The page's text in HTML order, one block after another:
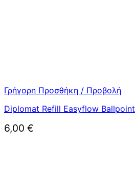
Γρήγορη Προσθήκη / Προβολή
Diplomat Refill Easyflow
6,00 €